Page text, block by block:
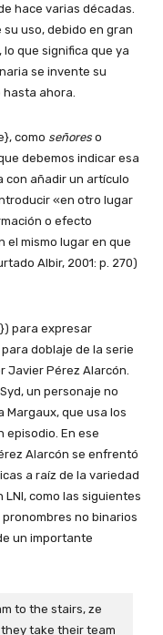
hace varias décadas.
uso, debido en gran
que significa que ya
se invente su
ahora.
como señores o
debemos indicar esa
con añadir un artículo
«en otro lugar
o efecto
el mismo lugar en que
Albir, 2001: p. 270)
para expresar
doblaje de la serie
Javier Pérez Alarcón.
un personaje no
Margaux, que usa los
episodio. En ese
Alarcón se enfrentó
a raíz de la variedad
como las siguientes
no binarios
un importante
to the stairs, ze
take their team